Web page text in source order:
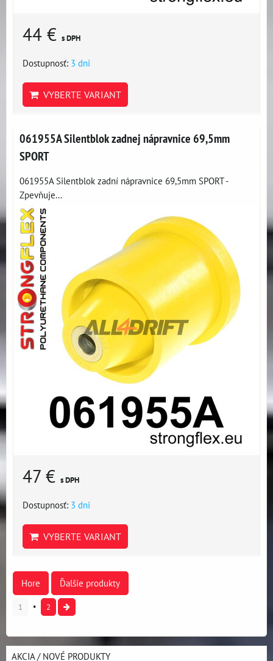
44 € s DPH
Dostupnosť: 3 dni
VYBERTE VARIANT
061955A Silentblok zadnej nápravnice 69,5mm
SPORT
061955A Silentblok zadní nápravnice 69,5mm SPORT -
Zpevňuje...
47 € s DPH
Dostupnosť: 3 dni
VYBERTE VARIANT
Hore Ďalšie produkty
1 2
AKCIA / NOVÉ PRODUKTY